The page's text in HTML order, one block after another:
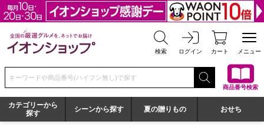
全国の厳選グルメを、ネットでお届け イオンショップ
検索 ログイン カート メニュー
検索キーワードまたは商品番号を入力してください
商品番号検索
カテゴリーから
探す
シーンから探す 夏の贈りもの おせち